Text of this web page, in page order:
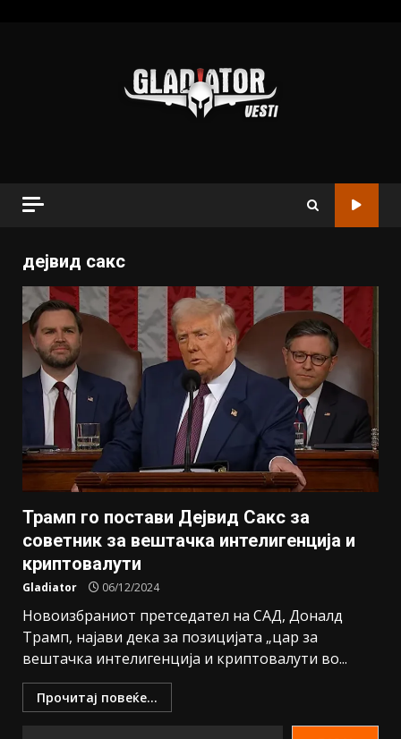
дејвид сакс
Трамп го постави Дејвид Сакс за
советник за вештачка интелигенција и
криптовалути
Gladiator 06/12/2024
Новоизбраниот претседател на САД, Доналд
Трамп, најави дека за позицијата „цар за
вештачка интелигенција и криптовалути во...
Прочитај повеќе...